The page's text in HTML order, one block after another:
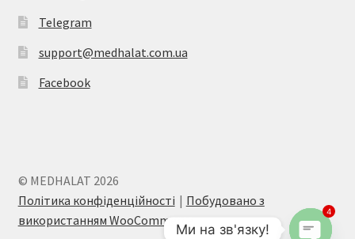
Telegram
support@medhalat.com.ua
Facebook
© MEDHALAT 2026
Політика конфіденційності
Побудовано з
використанням WooCommerce
Ми на зв'язку!
4